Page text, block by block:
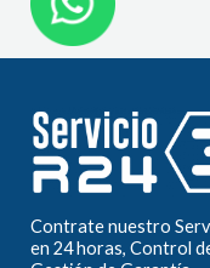
Contrate nuestro
en 24 horas, Control